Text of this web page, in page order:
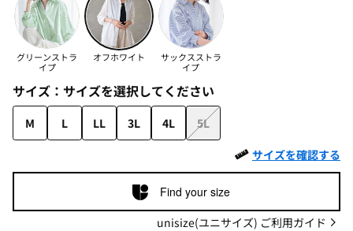
グリーンストラ
イプ
オフホワイト
サックスストラ
イプ
サイズ： サイズを選択してください
M L LL 3L 4L
5L
サイズを確認する
Find your size
unisize(ユニサイズ) ご利用ガイド